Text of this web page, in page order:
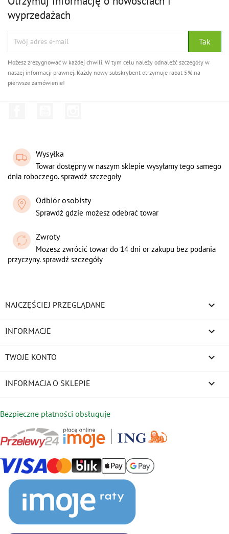
wyprzedażach
Możesz zrezygnować w każdej chwili. W tym celu należy odnaleźć szczegóły w
naszej informacji prawnej. Każdy nowy subskrybent otrzymuje rabat 5% na
pierwsze zamówienie!
Wysyłka
Towar dostępny w naszym sklepie wysyłamy tego samego
dnia roboczego. sprawdź szczegoły
Odbiór osobisty
Sprawdź gdzie możesz odebrać towar
Zwroty
Możesz zwrócić towar do 14 dni or zakupu bez podania
przyczyny. sprawdź szczegóły
NAJCZĘŚCIEJ PRZEGLĄDANE 
INFORMACJE 
TWOJE KONTO 
INFORMACJA O SKLEPIE keyboard_arrow_down
Bezpieczne płatności obsługuje